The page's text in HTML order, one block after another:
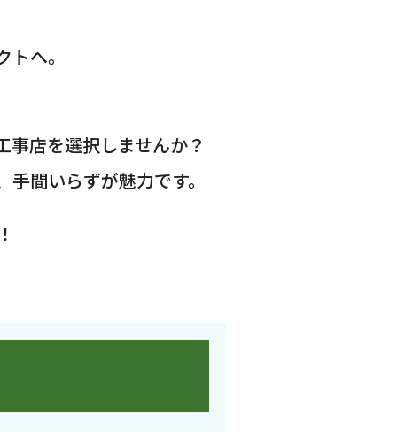
へ。
店を選択しませんか？
間いらずが魅力です。